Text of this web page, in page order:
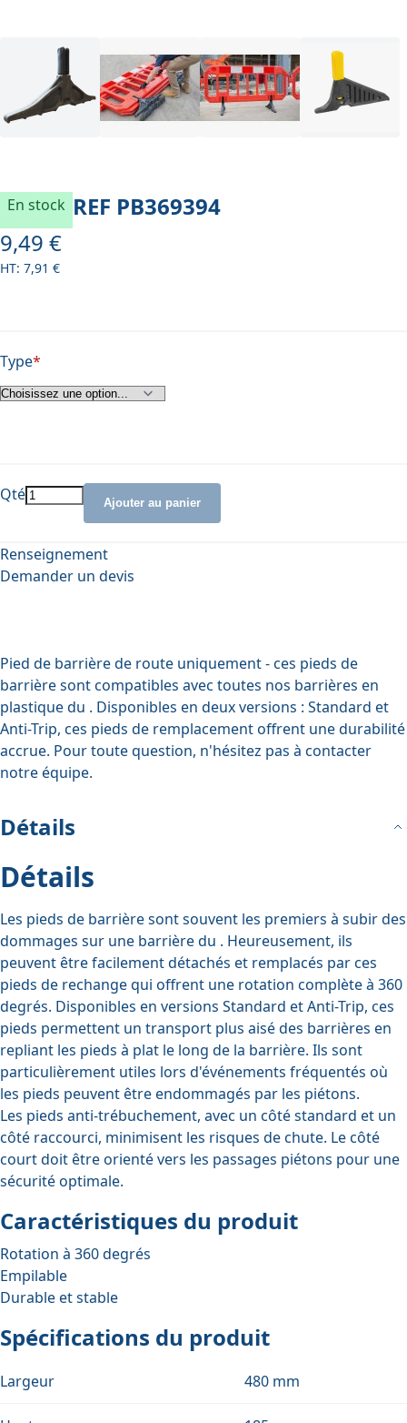
En stock REF PB369394
À partir de
9,49 €
7,91 €
Type
Qté Ajouter au panier
Renseignement
Demander un devis
Pied de barrière de route uniquement - ces pieds de
barrière sont compatibles avec toutes nos barrières en
plastique du . Disponibles en deux versions : Standard et
Anti-Trip, ces pieds de remplacement offrent une durabilité
accrue. Pour toute question, n'hésitez pas à contacter
notre équipe.
Détails
Détails
Les pieds de barrière sont souvent les premiers à subir des
dommages sur une barrière du . Heureusement, ils
peuvent être facilement détachés et remplacés par ces
pieds de rechange qui offrent une rotation complète à 360
degrés. Disponibles en versions Standard et Anti-Trip, ces
pieds permettent un transport plus aisé des barrières en
repliant les pieds à plat le long de la barrière. Ils sont
particulièrement utiles lors d'événements fréquentés où
les pieds peuvent être endommagés par les piétons.
Les pieds anti-trébuchement, avec un côté standard et un
côté raccourci, minimisent les risques de chute. Le côté
court doit être orienté vers les passages piétons pour une
sécurité optimale.
Caractéristiques du produit
Rotation à 360 degrés
Empilable
Durable et stable
Spécifications du produit
Largeur 480 mm